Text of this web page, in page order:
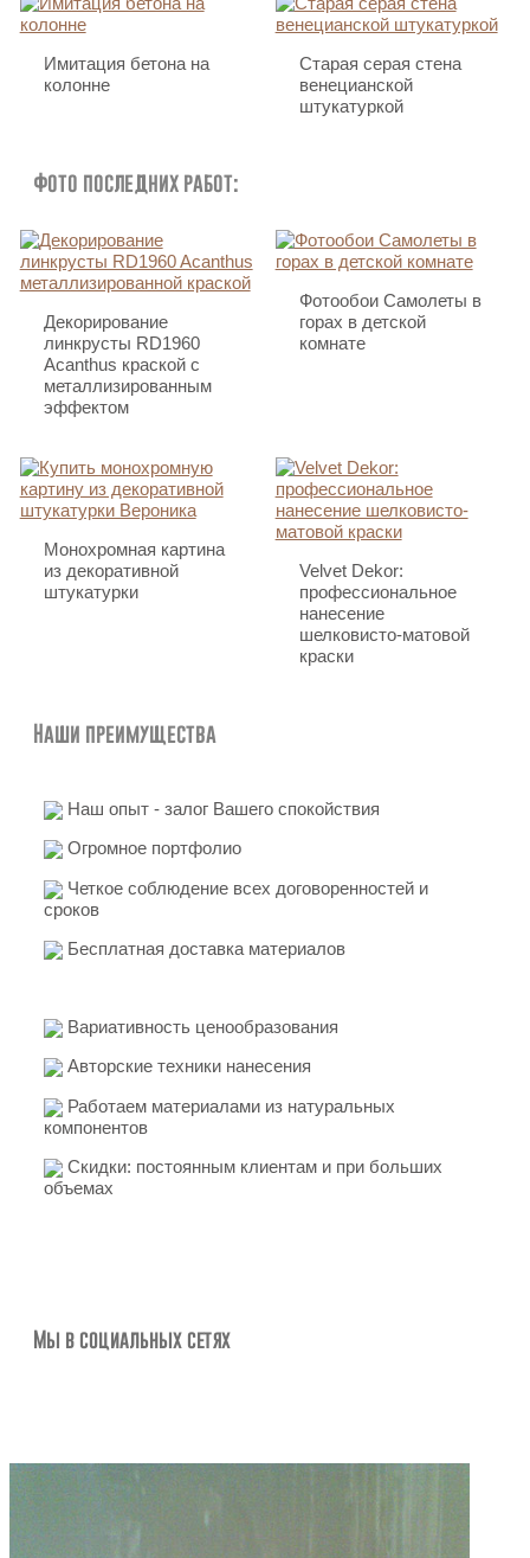
Имитация бетона на
колонне
Старая серая стена
венецианской
штукатуркой
Фото последних работ:
Декорирование
линкрусты RD1960
Acanthus краской с
металлизированным
эффектом
Фотообои Самолеты в
горах в детской
комнате
Монохромная картина
из декоративной
штукатурки
Velvet Dekor:
профессиональное
нанесение
шелковисто-матовой
краски
Наши преимущества
Наш опыт - залог Вашего спокойствия
Огромное портфолио
Четкое соблюдение всех договоренностей и
сроков
Бесплатная доставка материалов
Вариативность ценообразования
Авторские техники нанесения
Работаем материалами из натуральных
компонентов
Скидки: постоянным клиентам и при больших
объемах
Мы в социальных сетях